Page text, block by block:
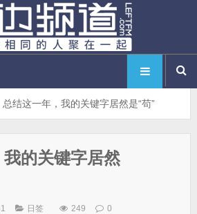
总结这一年，我的关键字居然是“苟”
的关键字居然
日签 249 0